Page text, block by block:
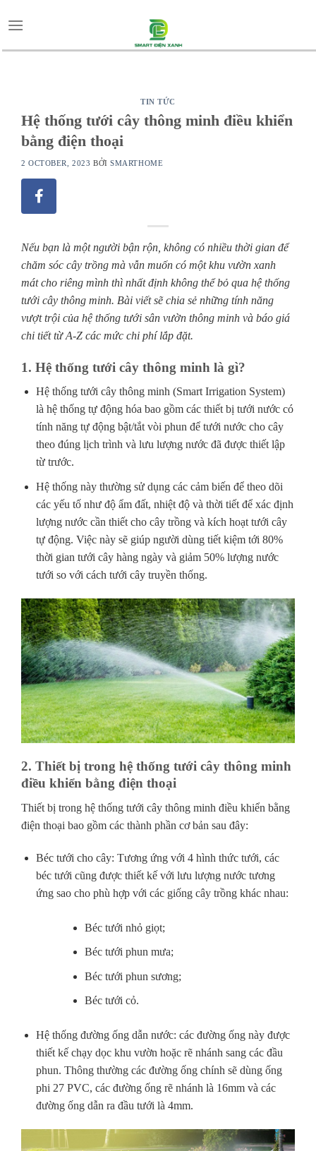
to
TIN TỨC
Hệ thống tưới cây thông minh điều khiển
bằng điện thoại
2 OCTOBER, 2023 BỞISMARTHOME
Nếu bạn là một người bận rộn, không có nhiều thời gian để
chăm sóc cây trồng mà vẫn muốn có một khu vườn xanh
mát cho riêng mình thì nhất định không thể bỏ qua hệ thống
tưới cây thông minh. Bài viết sẽ chia sẻ những tính năng
vượt trội của hệ thống tưới sân vườn thông minh và báo giá
chi tiết từ A-Z các mức chi phí lắp đặt.
1. Hệ thống tưới cây thông minh là gì?
Hệ thống tưới cây thông minh (Smart Irrigation System)
là hệ thống tự động hóa bao gồm các thiết bị tưới nước có
tính năng tự động bật/tắt vòi phun để tưới nước cho cây
theo đúng lịch trình và lưu lượng nước đã được thiết lập
từ trước.
Hệ thống này thường sử dụng các cảm biến để theo dõi
các yếu tố như độ ẩm đất, nhiệt độ và thời tiết để xác định
lượng nước cần thiết cho cây trồng và kích hoạt tưới cây
tự động. Việc này sẽ giúp người dùng tiết kiệm tới 80%
thời gian tưới cây hàng ngày và giảm 50% lượng nước
tưới so với cách tưới cây truyền thống.
2. Thiết bị trong hệ thống tưới cây thông minh
điều khiển bằng điện thoại
Thiết bị trong hệ thống tưới cây thông minh điều khiển bằng
điện thoại bao gồm các thành phần cơ bản sau đây:
Béc tưới cho cây: Tương ứng với 4 hình thức tưới, các
béc tưới cũng được thiết kế với lưu lượng nước tương
ứng sao cho phù hợp với các giống cây trồng khác nhau:
Béc tưới nhỏ giọt;
Béc tưới phun mưa;
Béc tưới phun sương;
Béc tưới cỏ.
Hệ thống đường ống dẫn nước: các đường ống này được
thiết kế chạy dọc khu vườn hoặc rẽ nhánh sang các đầu
phun. Thông thường các đường ống chính sẽ dùng ống
phi 27 PVC, các đường ống rẽ nhánh là 16mm và các
đường ống dẫn ra đầu tưới là 4mm.